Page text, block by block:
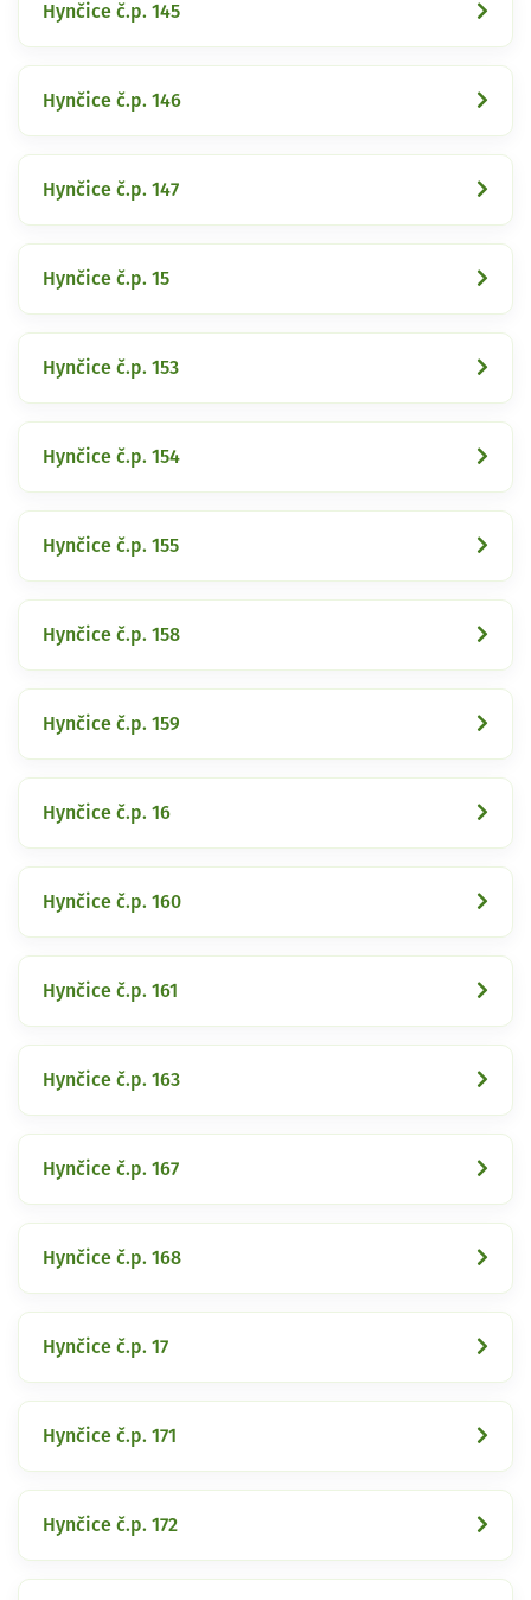
Hynčice č.p. 145
Hynčice č.p. 146
Hynčice č.p. 147
Hynčice č.p. 15
Hynčice č.p. 153
Hynčice č.p. 154
Hynčice č.p. 155
Hynčice č.p. 158
Hynčice č.p. 159
Hynčice č.p. 16
Hynčice č.p. 160
Hynčice č.p. 161
Hynčice č.p. 163
Hynčice č.p. 167
Hynčice č.p. 168
Hynčice č.p. 17
Hynčice č.p. 171
Hynčice č.p. 172